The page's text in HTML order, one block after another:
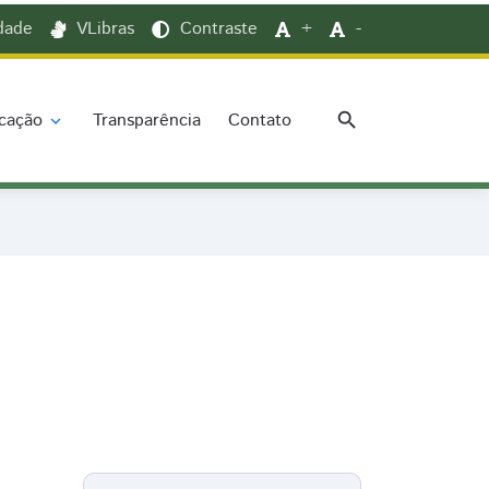
VLibras Contraste + -
expand_more Transparência Contato search